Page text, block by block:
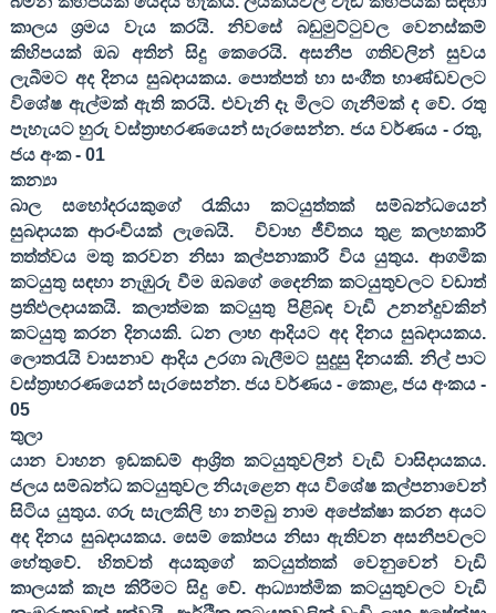
කාලය ශ්‍රමය වැය කරයි. නිවසේ බඩුමුට්ටුවල වෙනස්කම්
කිහිපයක් ඔබ අතින් සිදු කෙරෙයි. අසනීප ගතිවලින් සුවය
ලැබීමට අද දිනය සුබදායකය. පොත්පත් හා සංගීත භාණ්ඩවලට
විශේෂ ඇල්මක් ඇති කරයි. එවැනි දෑ මිලට ගැනීමක් ද වේ. රතු
පැහැයට හුරු වස්ත්‍රාභරණයෙන් සැරසෙන්න. ජය වර්ණය - රතු,
ජය අංක - 01
කන්‍යා
බාල සහෝදරයකුගේ රැකියා කටයුත්තක් සම්බන්ධයෙන්
සුබදායක ආරංචියක් ලැබෙයි.
විවාහ ජීවිතය තුළ කලහකාරී
තත්ත්වය මතු කරවන නිසා කල්පනාකාරී විය යුතුය. ආගමික
කටයුතු සඳහා නැඹුරු වීම ඔබගේ දෛනික කටයුතුවලට වඩාත්
ප්‍රතිඵලදායකයි. කලාත්මක කටයුතු පිළිබඳ වැඩි උනන්දුවකින්
කටයුතු කරන දිනයකි. ධන ලාභ ආදියට අද දිනය සුබදායකය.
ලොතරැයි වාසනාව ආදිය උරගා බැලීමට සුදුසු දිනයකි. නිල් පාට
වස්ත්‍රාභරණයෙන් සැරසෙන්න. ජය වර්ණය - කොළ,ජය අංකය -
05
තුලා
යාන වාහන ඉඩකඩම් ආශ්‍රිත කටයුතුවලින් වැඩි වාසිදායකය.
ජලය සම්බන්ධ කටයුතුවල නියැළෙන අය විශේෂ කල්පනාවෙන්
සිටිය යුතුය. ගරු සැලකිලි හා නම්බු නාම අපේක්ෂා කරන අයට
අද දිනය සුබදායකය. සෙම් කෝපය නිසා ඇතිවන අසනීපවලට
හේතුවේ. හිතවත් අයකුගේ කටයුත්තක් වෙනුවෙන් වැඩි
කාලයක් කැප කිරීමට සිදු වේ. ආධ්‍යාත්මික කටයුතුවලට වැඩි